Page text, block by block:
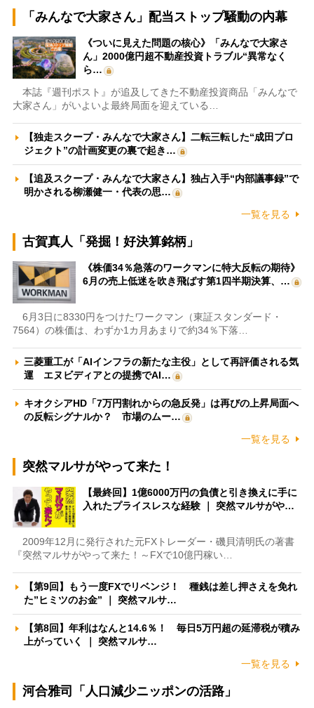
「みんなで大家さん」配当ストップ騒動の内幕
《ついに見えた問題の核心》「みんなで大家さ
ん」2000億円超不動産投資トラブル“異常なく
ら…
本誌『週刊ポスト』が追及してきた不動産投資商品「みんなで
大家さん」がいよいよ最終局面を迎えている…
【独走スクープ・みんなで大家さん】二転三転した“成田プロ
ジェクト”の計画変更の裏で起き…
【追及スクープ・みんなで大家さん】独占入手“内部議事録”で
明かされる柳瀬健一・代表の思…
一覧を見る
古賀真人「発掘！好決算銘柄」
《株価34％急落のワークマンに特大反転の期待》
6月の売上低迷を吹き飛ばす第1四半期決算、…
6月3日に8330円をつけたワークマン（東証スタンダード・
7564）の株価は、わずか1カ月あまりで約34％下落…
三菱重工が「AIインフラの新たな主役」として再評価される気
運 エヌビディアとの提携でAI…
キオクシアHD「7万円割れからの急反発」は再びの上昇局面へ
の反転シグナルか？ 市場のムー…
一覧を見る
突然マルサがやって来た！
【最終回】1億6000万円の負債と引き換えに手に
入れたプライスレスな経験 ｜ 突然マルサがや…
2009年12月に発行された元FXトレーダー・磯貝清明氏の著書
『突然マルサがやって来た！～FXで10億円稼い…
【第9回】もう一度FXでリベンジ！ 種銭は差し押さえを免れ
た”ヒミツのお金” ｜ 突然マルサ…
【第8回】年利はなんと14.6％！ 毎日5万円超の延滞税が積み
上がっていく ｜ 突然マルサ…
一覧を見る
河合雅司「人口減少ニッポンの活路」